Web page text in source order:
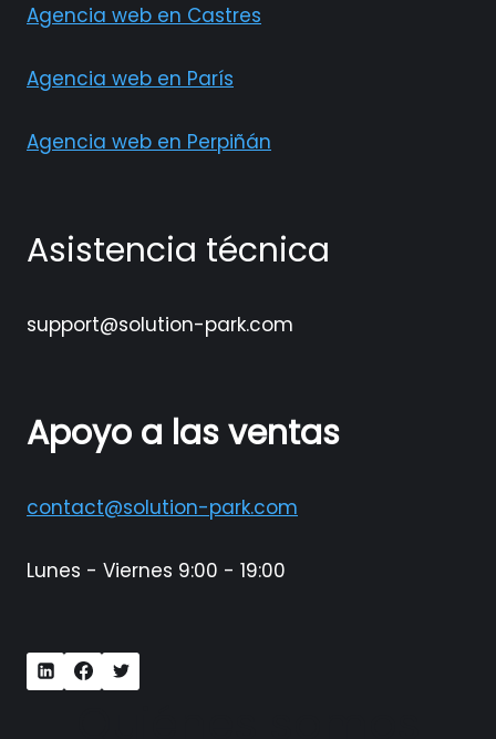
Agencia web en Castres
Agencia web en París
Agencia web en Perpiñán
Asistencia técnica
support@solution-park.com
Apoyo a las ventas
contact@solution-park.com
Lunes - Viernes 9:00 - 19:00